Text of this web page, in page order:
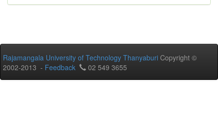
Rajamangala University of Technology Thanyaburi Copyright ©
2002-2013 - Feedback 02 549 3655